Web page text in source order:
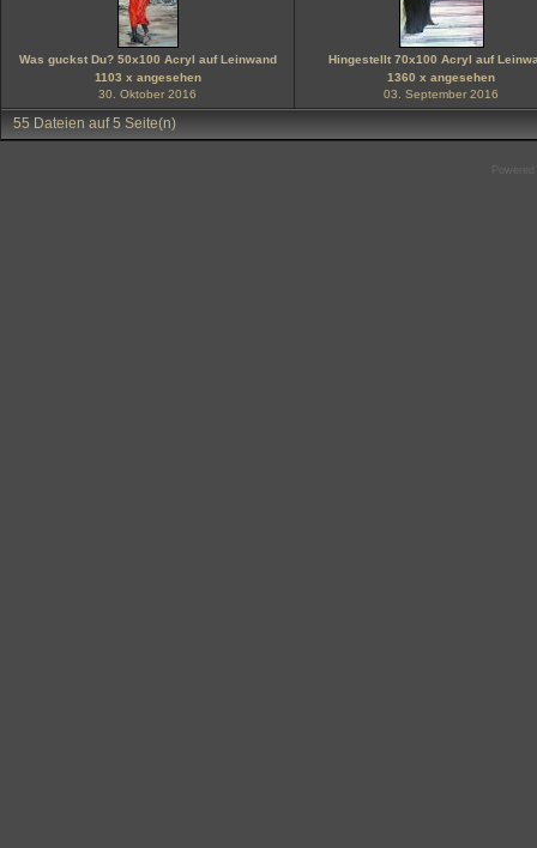
Was guckst Du? 50x100 Acryl auf Leinwand
1103 x angesehen
30. Oktober 2016
Hingestellt 70x100 Acryl auf
1360 x angesehen
03. September 2016
55 Dateien auf 5 Seite(n)